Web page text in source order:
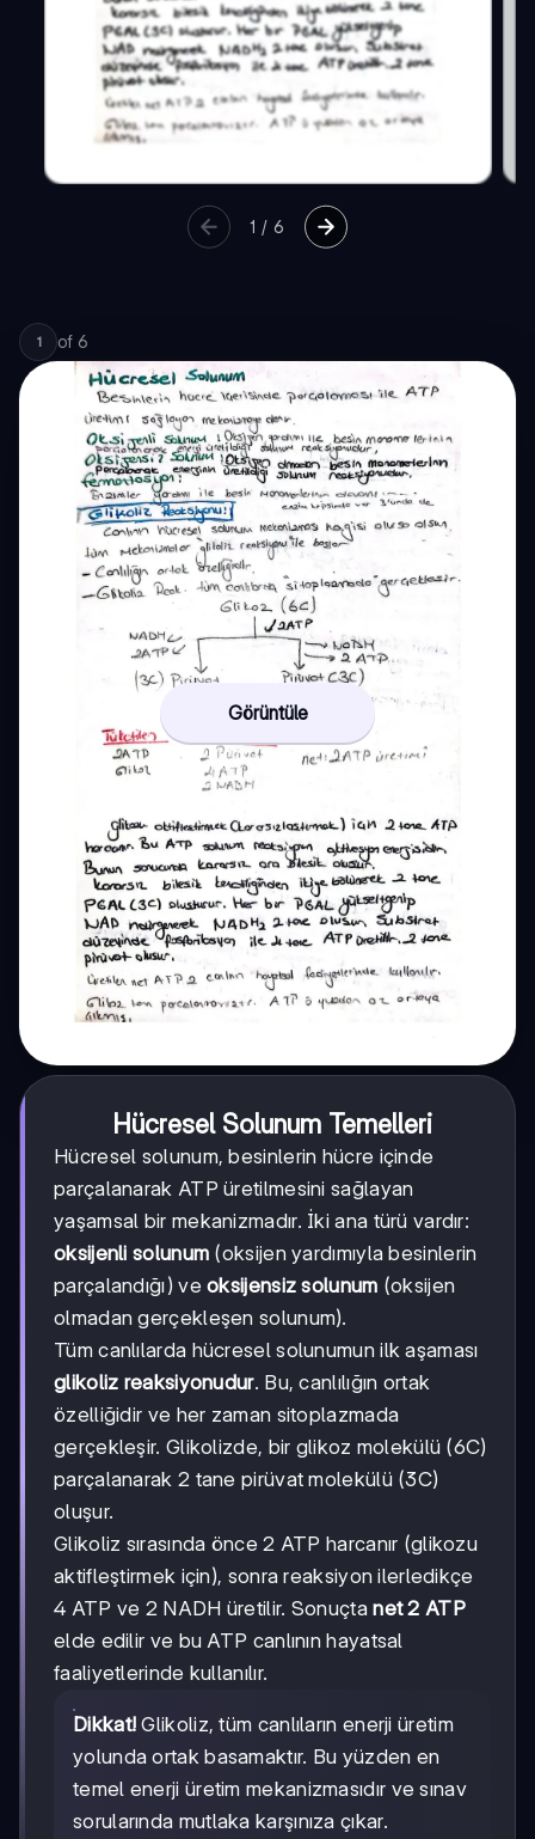
1 /6
1 of 6
Görüntüle
Hücresel Solunum Temelleri
Hücresel solunum, besinlerin hücre içinde
parçalanarak ATP üretilmesini sağlayan
yaşamsal bir mekanizmadır. İki ana türü vardır:
oksijenli solunum (oksijen yardımıyla besinlerin
parçalandığı) veoksijensiz solunum (oksijen
olmadan gerçekleşen solunum).
Tüm canlılarda hücresel solunumun ilk aşaması
glikoliz reaksiyonudur. Bu, canlılığın ortak
özelliğidir ve her zaman sitoplazmada
gerçekleşir. Glikolizde, bir glikoz molekülü (6C)
parçalanarak 2 tane pirüvat molekülü (3C)
oluşur.
Glikoliz sırasında önce 2 ATP harcanır (glikozu
aktifleştirmek için), sonra reaksiyon ilerledikçe
4 ATP ve 2 NADH üretilir. Sonuçtanet 2 ATP
elde edilir ve bu ATP canlının hayatsal
faaliyetlerinde kullanılır.
Dikkat! Glikoliz, tüm canlıların enerji üretim
yolunda ortak basamaktır. Bu yüzden en
temel enerji üretim mekanizmasıdır ve sınav
sorularında mutlaka karşınıza çıkar.